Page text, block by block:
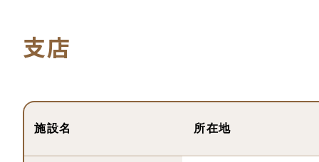
支店
施設名 所在地